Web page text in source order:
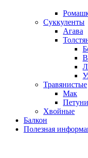
Суккуленты
Агава
Травянистые
Мак
Хвойные
Балкон
Полезная